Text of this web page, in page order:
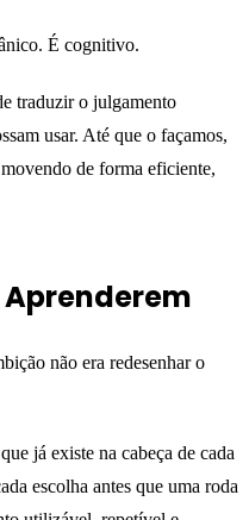
É cognitivo.
traduzir o julgamento
usar. Até que o façamos,
de forma eficiente,
Aprenderem
não era redesenhar o
já existe na cabeça de cada
escolha antes que uma roda